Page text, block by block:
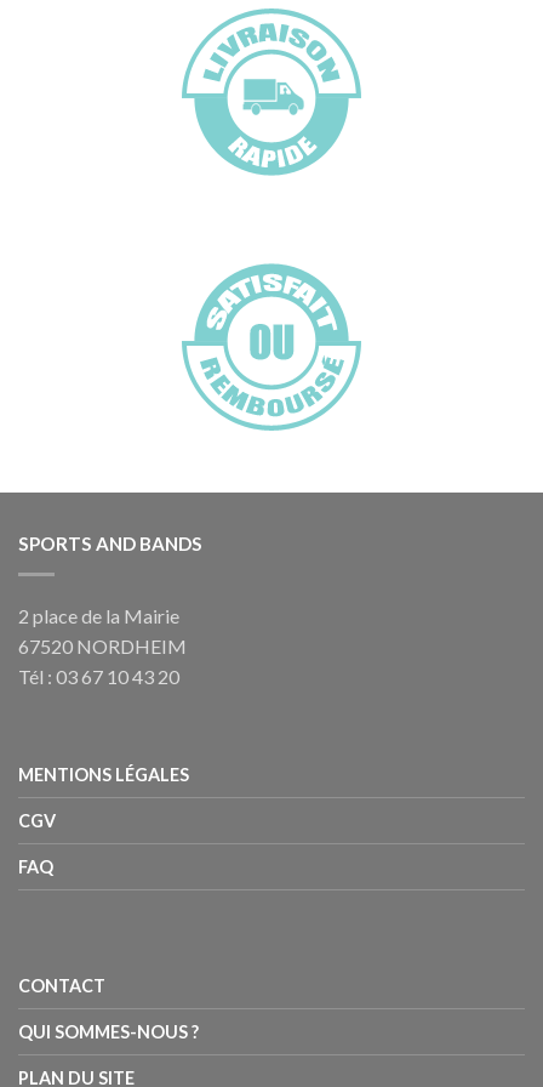
SPORTS AND BANDS
2 place de la Mairie
67520 NORDHEIM
Tél : 03 67 10 43 20
MENTIONS LÉGALES
CGV
FAQ
CONTACT
QUI SOMMES-NOUS ?
PLAN DU SITE